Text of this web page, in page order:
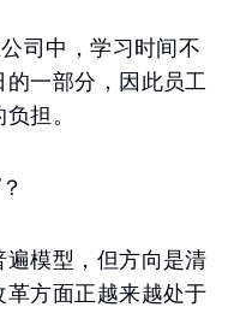
司中，学习时间不
一部分，因此员工
担。
模型，但方向是清
方面正越来越处于